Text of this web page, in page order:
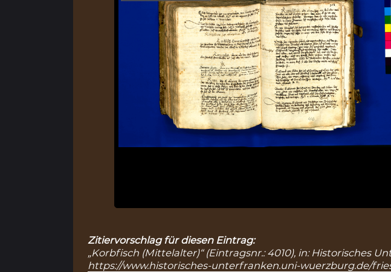
Zitiervorschlag für diesen Eintrag:
„Korbfisch (Mittelalter)“ (Eintragsnr.: 4010), in: Historisches
https://www.historisches-unterfranken.uni-wuerzburg.de/